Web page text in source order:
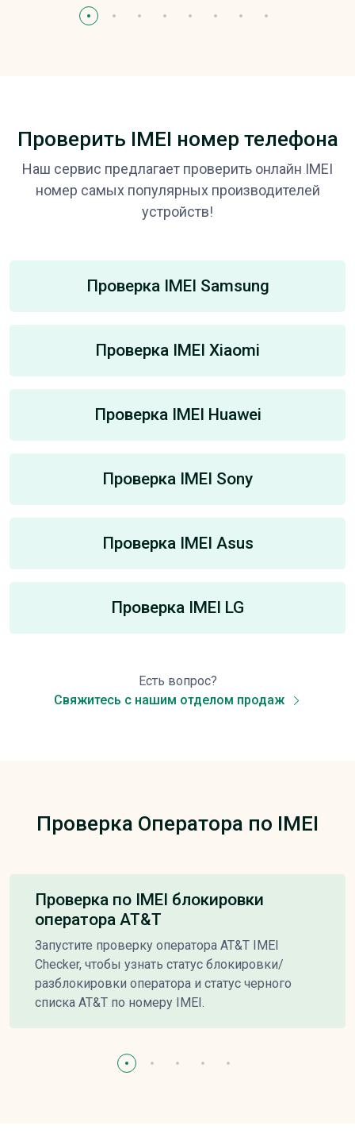
Проверить IMEI номер телефона
Наш сервис предлагает проверить онлайн IMEI
номер самых популярных производителей
устройств!
Проверка IMEI Samsung
Проверка IMEI Xiaomi
Проверка IMEI Huawei
Проверка IMEI Sony
Проверка IMEI Asus
Проверка IMEI LG
Есть вопрос?
Свяжитесь с нашим отделом продаж
Проверка Оператора по IMEI
Проверка по IMEI блокировки
оператора AT&T
Запустите проверку оператора AT&T IMEI
Checker, чтобы узнать статус блокировки/
разблокировки оператора и статус черного
списка AT&T по номеру IMEI.